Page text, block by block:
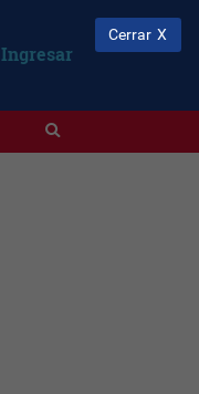
Ingresar
Cerrar